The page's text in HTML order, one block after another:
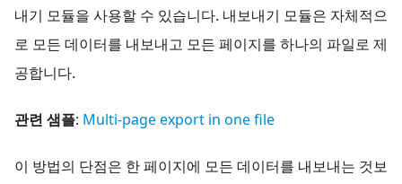
내기 모듈을 사용할 수 있습니다. 내보내기 모듈은 자체적으
로 모든 데이터를 내보내고 모든 페이지를 하나의 파일로 제
공합니다.
관련 샘플: Multi-page export in one file
이 방법의 단점은 한 페이지에 모든 데이터를 내보내는 것보